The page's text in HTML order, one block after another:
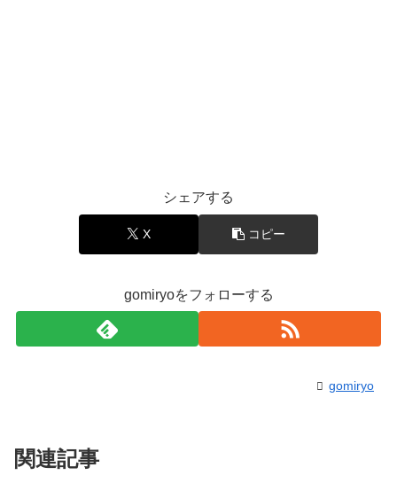
シェアする
X コピー
gomiryoをフォローする
gomiryo
関連記事